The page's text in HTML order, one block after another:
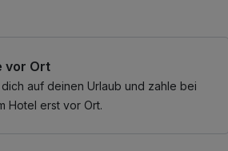
vor Ort
auf deinen Urlaub und zahle bei
Hotel erst vor Ort.